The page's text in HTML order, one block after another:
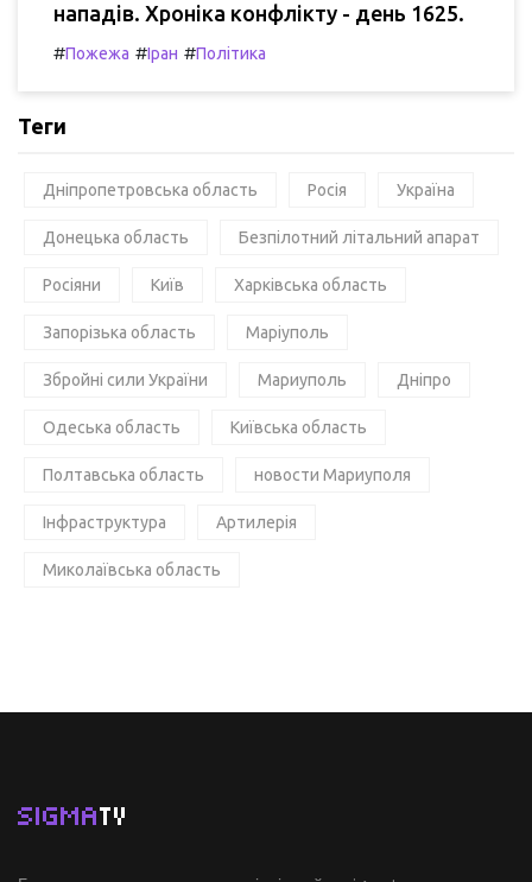
нападів. Хроніка конфлікту - день 1625.
#Пожежа #Іран #Політика
Теги
Дніпропетровська область Росія Україна
Донецька область Безпілотний літальний апарат
Росіяни Київ Харківська область
Запорізька область Маріуполь
Збройні сили України Мариуполь Дніпро
Одеська область Київська область
Полтавська область новости Мариуполя
Інфраструктура Артилерія
Миколаївська область
SIGMATV